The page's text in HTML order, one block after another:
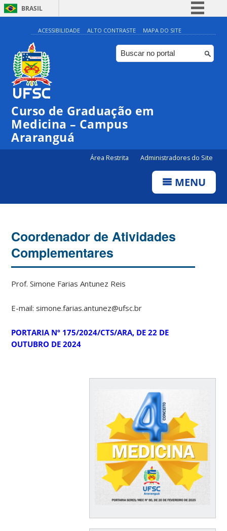
BRASIL
Simplifique!
Comunica BR
Participe
Canais
ACESSIBILIDADE ALTO CONTRASTE MAPA DO SITE
Curso de Graduação em
Medicina – Campus
Araranguá
Área Restrita Administradores do Site
MENU
Coordenador de Atividades
Complementares
Prof. Simone Farias Antunez Reis
E-mail: simone.farias.antunez@ufsc.br
PORTARIA Nº 175/2024/CTS/ARA, DE 22 DE
OUTUBRO DE 2024